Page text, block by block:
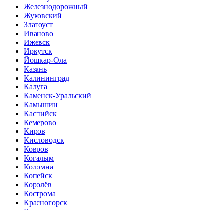
Железнодорожный
Жуковский
Златоуст
Иваново
Ижевск
Иркутск
Йошкар-Ола
Казань
Калининград
Калуга
Каменск-Уральский
Камышин
Каспийск
Кемерово
Киров
Кисловодск
Ковров
Когалым
Коломна
Копейск
Королёв
Кострома
Красногорск